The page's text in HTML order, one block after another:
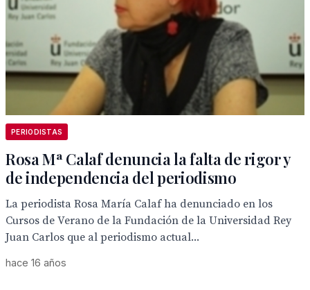
PERIODISTAS
Rosa Mª Calaf denuncia la falta de rigor y
de independencia del periodismo
La periodista Rosa María Calaf ha denunciado en los
Cursos de Verano de la Fundación de la Universidad Rey
Juan Carlos que al periodismo actual...
hace 16 años